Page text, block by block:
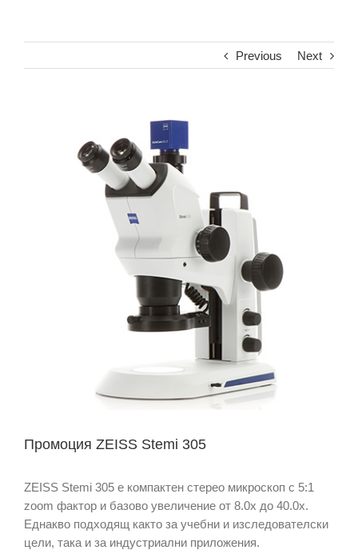
Previous Next
Промоция ZEISS Stemi 305
ZEISS Stemi 305 е компактен стерео микроскоп с 5:1
zoom фактор и базово увеличение от 8.0х до 40.0х.
Еднакво подходящ както за учебни и изследователски
цели, така и за индустриални приложения.